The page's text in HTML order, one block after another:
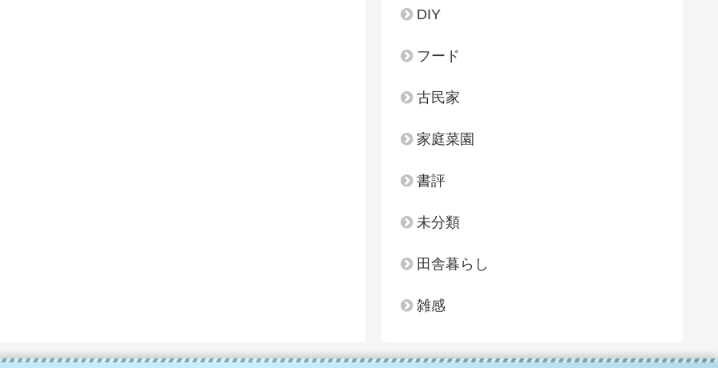
DIY
フード
古民家
家庭菜園
書評
未分類
田舎暮らし
雑感